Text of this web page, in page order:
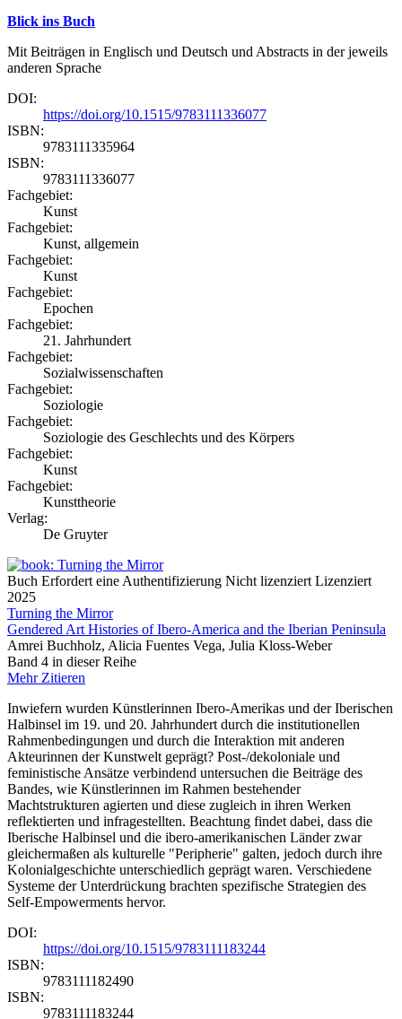
Blick ins Buch
Mit Beiträgen in Englisch und Deutsch und Abstracts in der jeweils
anderen Sprache
DOI:
https://doi.org/10.1515/9783111336077
ISBN:
9783111335964
ISBN:
9783111336077
Fachgebiet:
Kunst
Fachgebiet:
Kunst, allgemein
Fachgebiet:
Kunst
Fachgebiet:
Epochen
Fachgebiet:
21. Jahrhundert
Fachgebiet:
Sozialwissenschaften
Fachgebiet:
Soziologie
Fachgebiet:
Soziologie des Geschlechts und des Körpers
Fachgebiet:
Kunst
Fachgebiet:
Kunsttheorie
Verlag:
De Gruyter
Buch Erfordert eine Authentifizierung Nicht lizenziert Lizenziert
2025
Turning the Mirror
Gendered Art Histories of Ibero-America and the Iberian Peninsula
Amrei Buchholz, Alicia Fuentes Vega, Julia Kloss-Weber
Band 4 in dieser Reihe
Mehr Zitieren
Inwiefern wurden Künstlerinnen Ibero-Amerikas und der Iberischen
Halbinsel im 19. und 20. Jahrhundert durch die institutionellen
Rahmenbedingungen und durch die Interaktion mit anderen
Akteurinnen der Kunstwelt geprägt? Post-/dekoloniale und
feministische Ansätze verbindend untersuchen die Beiträge des
Bandes, wie Künstlerinnen im Rahmen bestehender
Machtstrukturen agierten und diese zugleich in ihren Werken
reflektierten und infragestellten. Beachtung findet dabei, dass die
Iberische Halbinsel und die ibero-amerikanischen Länder zwar
gleichermaßen als kulturelle "Peripherie" galten, jedoch durch ihre
Kolonialgeschichte unterschiedlich geprägt waren. Verschiedene
Systeme der Unterdrückung brachten spezifische Strategien des
Self-Empowerments hervor.
DOI:
https://doi.org/10.1515/9783111183244
ISBN:
9783111182490
ISBN:
9783111183244